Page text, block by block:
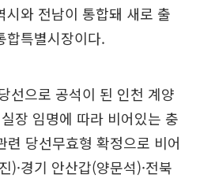
시와 전남이 통합돼 새로 출
합특별시장이다.
선으로 공석이 된 인천 계양
장 임명에 따라 비어있는 충
당선무효형 확정으로 비어
)·경기 안산갑(양문석)·전북